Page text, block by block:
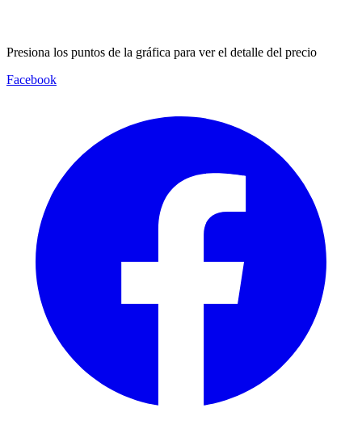
Presiona los puntos de la gráfica para ver el detalle del precio
Facebook